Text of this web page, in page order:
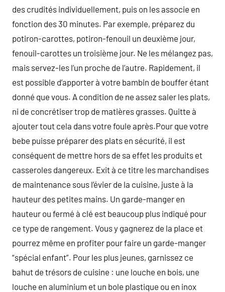
des crudités individuellement, puis on les associe en
fonction des 30 minutes. Par exemple, préparez du
potiron-carottes, potiron-fenouil un deuxième jour,
fenouil-carottes un troisième jour. Ne les mélangez pas,
mais servez-les l’un proche de l’autre. Rapidement, il
est possible d’apporter à votre bambin de bouffer étant
donné que vous. A condition de ne assez saler les plats,
ni de concrétiser trop de matières grasses. Quitte à
ajouter tout cela dans votre foule après.Pour que votre
bebe puisse préparer des plats en sécurité, il est
conséquent de mettre hors de sa effet les produits et
casseroles dangereux. Exit à ce titre les marchandises
de maintenance sous l’évier de la cuisine, juste à la
hauteur des petites mains. Un garde-manger en
hauteur ou fermé à clé est beaucoup plus indiqué pour
ce type de rangement. Vous y gagnerez de la place et
pourrez même en profiter pour faire un garde-manger
“spécial enfant”. Pour les plus jeunes, garnissez ce
bahut de trésors de cuisine : une louche en bois, une
louche en aluminium et un bole plastique ou en inox